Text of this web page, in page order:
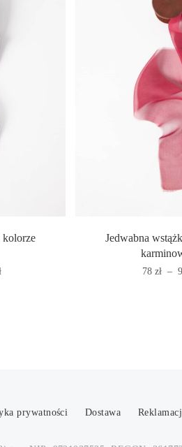
kolorze
Jedwabna
78 zł –
prywatności Dostawa